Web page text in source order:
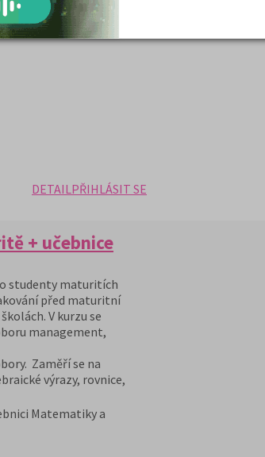
výhodou.
a časopis Kam Po
DETAILPŘIHLÁSIT SE
+ učebnice
studenty maturitích
před maturitní
V kurzu se
management,
Zaměří se na
výrazy, rovnice,
Matematiky a